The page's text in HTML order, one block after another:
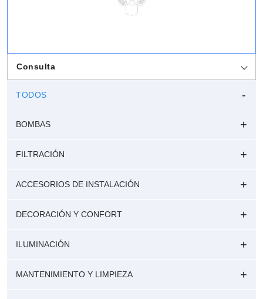
Consulta
TODOS
BOMBAS
FILTRACIÓN
ACCESORIOS DE INSTALACIÓN
DECORACIÓN Y CONFORT
ILUMINACIÓN
MANTENIMIENTO Y LIMPIEZA